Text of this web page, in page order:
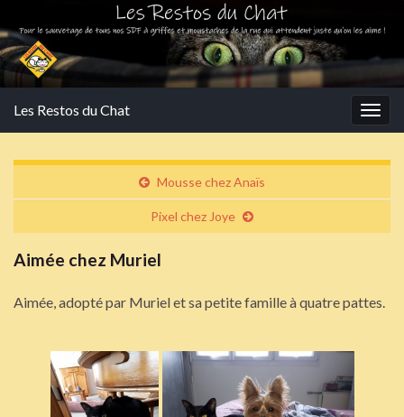
Les Restos du Chat
Mousse chez Anaïs
Pixel chez Joye
Aimée chez Muriel
Aimée, adopté par Muriel et sa petite famille à quatre pattes.